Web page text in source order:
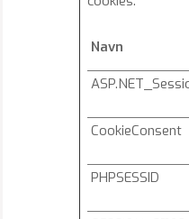
Navn
CookieConsent
PHPSESSID